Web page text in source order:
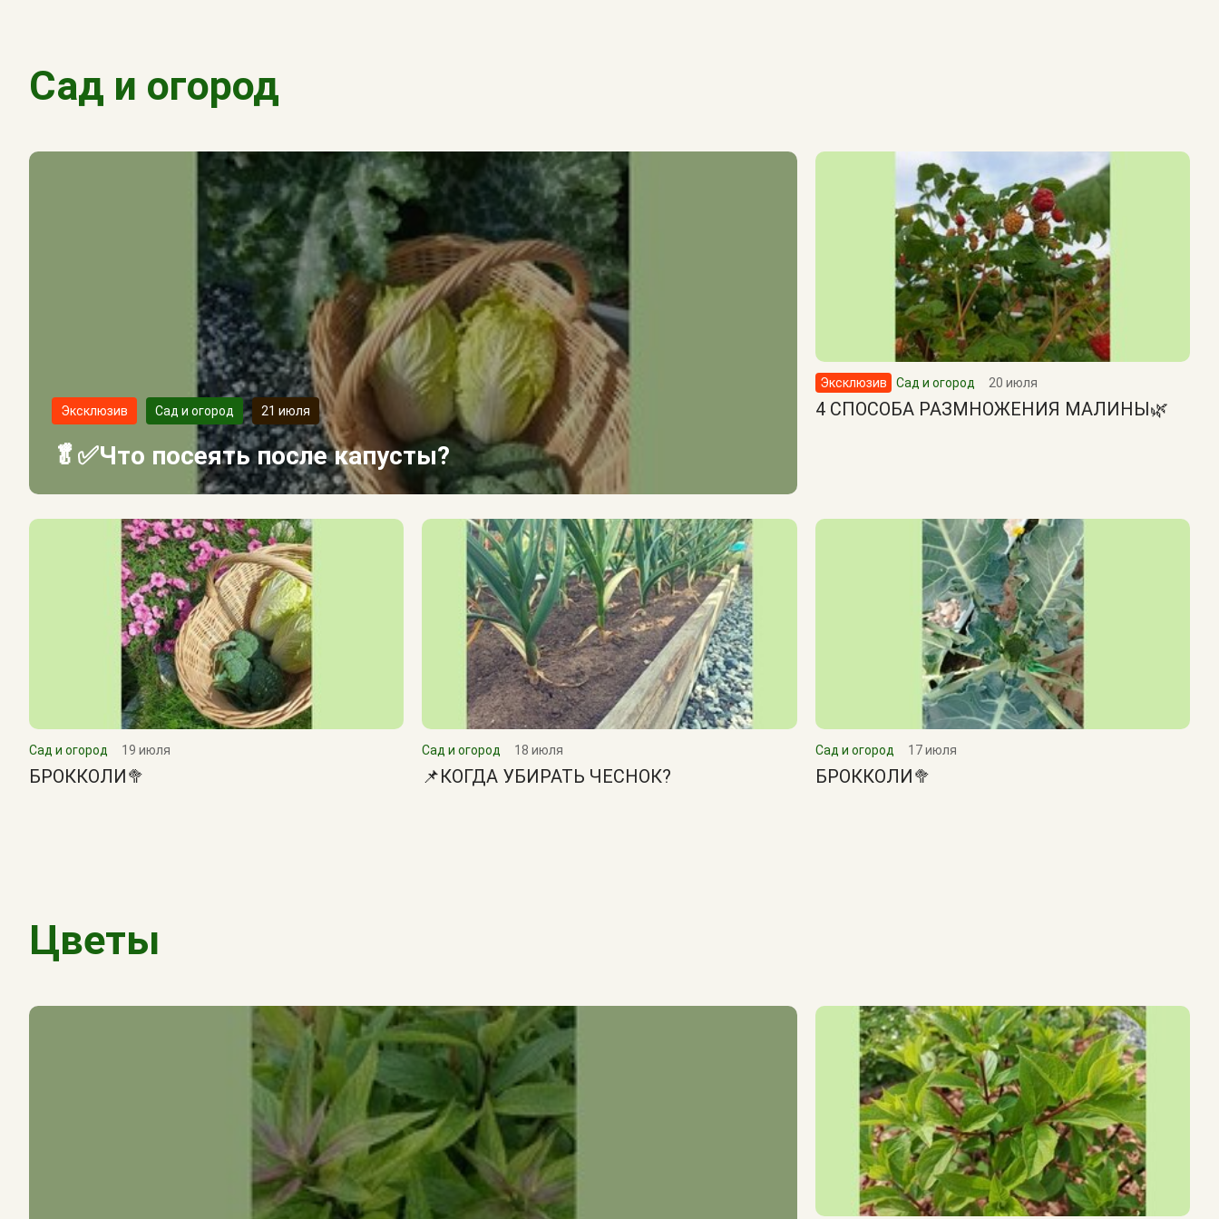
Сад и огород
Эксклюзив Сад и огород 21 июля
🥬✅Что посеять после капусты?
Эксклюзив Сад и огород 20 июля
4 СПОСОБА РАЗМНОЖЕНИЯ МАЛИНЫ🌿
Сад и огород 19 июля
БРОККОЛИ🥦
Сад и огород 18 июля
📌КОГДА УБИРАТЬ ЧЕСНОК?
Сад и огород 17 июля
БРОККОЛИ🥦
Цветы